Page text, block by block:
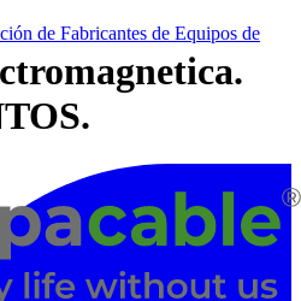
de Fabricantes de Equipos de